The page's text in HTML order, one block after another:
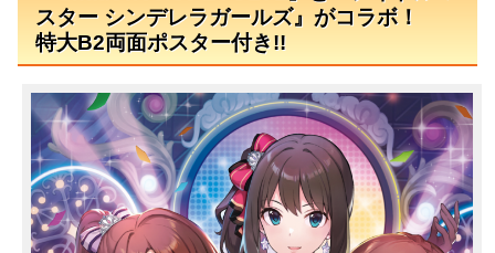
スター シンデレラガールズ』がコラボ！
特大B2両面ポスター付き!!